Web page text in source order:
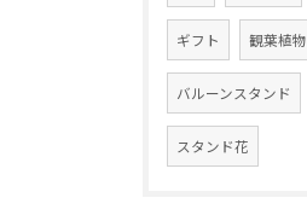
ギフト 観葉植物
バルーンスタンド
スタンド花